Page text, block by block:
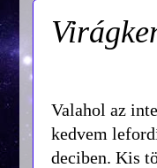
Valahol az
kedvem
deciben. Kis